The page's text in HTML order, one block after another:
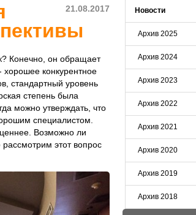
Новости
Архив 2025
Архив 2024
Архив 2023
Архив 2022
Архив 2021
Архив 2020
Архив 2019
Архив 2018
21.08.2017
Конечно, он обращает
хорошее конкурентное
стандартный уровень
степень была
можно утверждать, что
специалистом.
Возможно ли
этот вопрос